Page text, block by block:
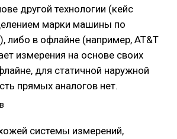
другой технологии (кейс
марки машины по
либо в офлайне (например, AT&T
измерения на основе своих
для статичной наружной
прямых аналогов нет.
системы измерений,